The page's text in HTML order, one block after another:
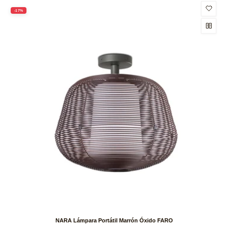
-17%
NARA Lámpara Portátil Marrón Óxido FARO